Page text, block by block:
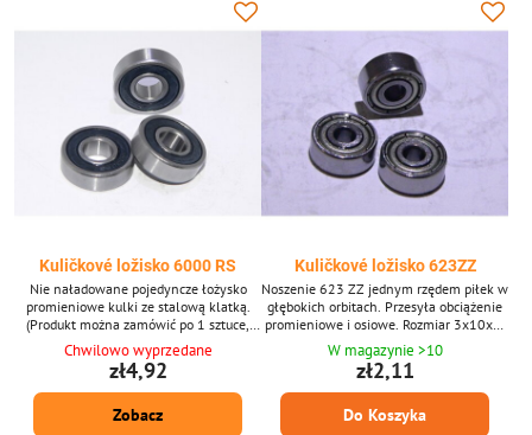
Kuličkové ložisko 6000 RS
Nie naładowane pojedyncze łożysko
promieniowe kulki ze stalową klatką.
(Produkt można zamówić po 1 sztuce,
zdjęcie jest tylko ilustracyjne.)
Chwilowo wyprzedane
zł4,92
Zobacz
Kuličkové ložisko 623ZZ
Noszenie 623 ZZ jednym rzędem piłek w
głębokich orbitach. Przesyła obciążenie
promieniowe i osiowe. Rozmiar 3x10x4.
(Produkt można zamówić po 1 sztuce,
zdjęcie jest tylko ilustracyjne.)
W magazynie >10
zł2,11
Do Koszyka